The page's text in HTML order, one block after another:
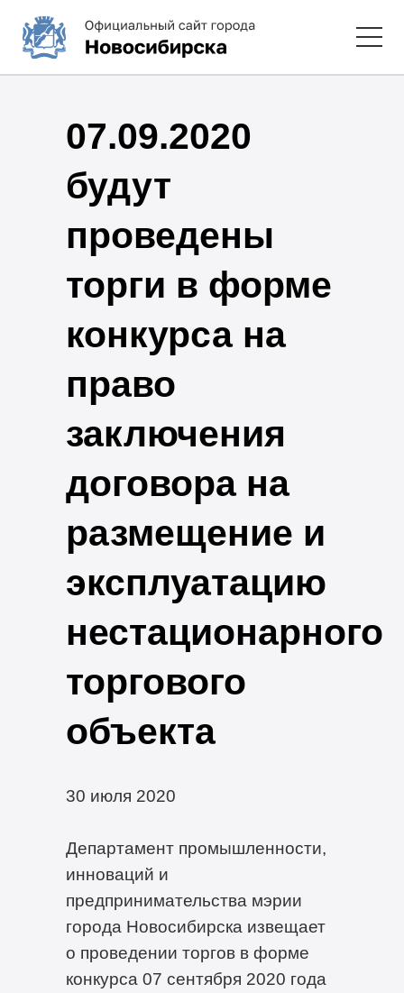
07.09.2020
будут
проведены
торги в форме
конкурса на
право
заключения
договора на
размещение и
эксплуатацию
нестационарного
торгового
объекта
30 июля 2020
Департамент промышленности,
инноваций и
предпринимательства мэрии
города Новосибирска извещает
о проведении торгов в форме
конкурса 07 сентября 2020 года